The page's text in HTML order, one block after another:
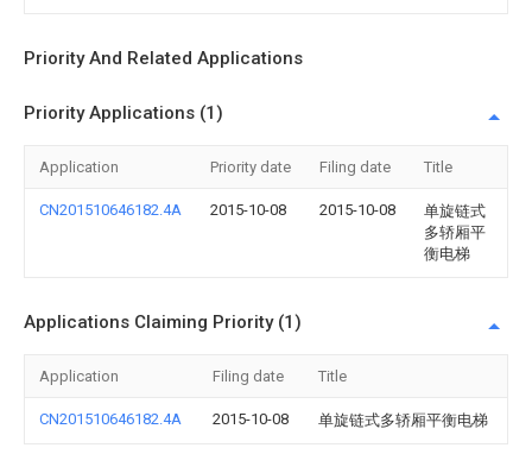
Priority And Related Applications
Priority Applications (1)
Application Priority date Filing date Title
CN201510646182.4A 2015-10-08 2015-10-08
单旋链式
多轿厢平
衡电梯
Applications Claiming Priority (1)
Application Filing date Title
CN201510646182.4A 2015-10-08 单旋链式多轿厢平衡电梯